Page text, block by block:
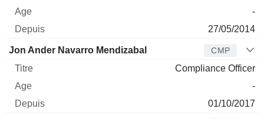
-
27/05/2014
Jon Ander Navarro Mendizabal CMP
Compliance Officer
-
01/10/2017